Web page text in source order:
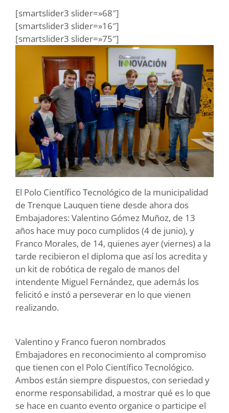
[smartslider3 slider=»68″]
[smartslider3 slider=»16″]
[smartslider3 slider=»75″]
El Polo Científico Tecnológico de la municipalidad
de Trenque Lauquen tiene desde ahora dos
Embajadores: Valentino Gómez Muñoz, de 13
años hace muy poco cumplidos (4 de junio), y
Franco Morales, de 14, quienes ayer (viernes) a la
tarde recibieron el diploma que así los acredita y
un kit de robótica de regalo de manos del
intendente Miguel Fernández, que además los
felicitó e instó a perseverar en lo que vienen
realizando.
Valentino y Franco fueron nombrados
Embajadores en reconocimiento al compromiso
que tienen con el Polo Científico Tecnológico.
Ambos están siempre dispuestos, con seriedad y
enorme responsabilidad, a mostrar qué es lo que
se hace en cuanto evento organice o participe el